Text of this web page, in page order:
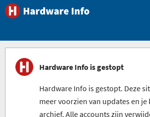
Hardware Info is gestopt
Hardware Info is gestopt. Deze
meer voorzien van updates en
archief. Alle accounts zijn